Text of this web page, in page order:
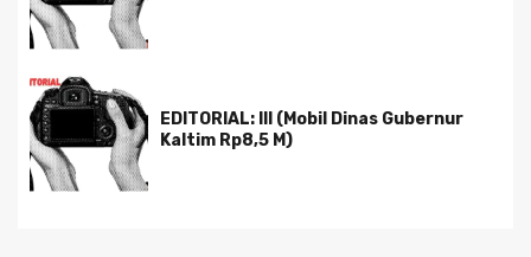
EDITORIAL: III (Mobil Dinas Gubernur
Kaltim Rp8,5 M)